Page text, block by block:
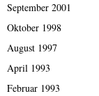
September 2001
Oktober 1998
August 1997
April 1993
Februar 1993